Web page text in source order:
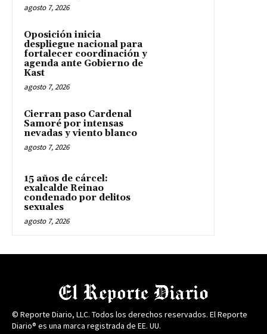
agosto 7, 2026
Oposición inicia
despliegue nacional para
fortalecer coordinación y
agenda ante Gobierno de
Kast
agosto 7, 2026
Cierran paso Cardenal
Samoré por intensas
nevadas y viento blanco
agosto 7, 2026
15 años de cárcel:
exalcalde Reinao
condenado por delitos
sexuales
agosto 7, 2026
© Reporte Diario, LLC. Todos los derechos reservados. El Reporte
Diario® es una marca registrada de EE. UU.